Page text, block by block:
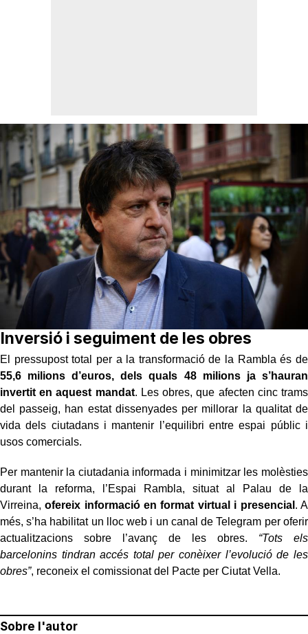
Inversió i seguiment de les obres
El pressupost total per a la transformació de la Rambla és de
55,6 milions d’euros, dels quals 48 milions ja s’hauran
invertit en aquest mandat. Les obres, que afecten cinc trams
del passeig, han estat dissenyades per millorar la qualitat de
vida dels ciutadans i mantenir l’equilibri entre espai públic i
usos comercials.
Per mantenir la ciutadania informada i minimitzar les molèsties
durant la reforma, l’Espai Rambla, situat al Palau de la
Virreina,ofereix informació en format virtual i presencial . A
més, s’ha habilitat un lloc web i un canal de Telegram per oferir
actualitzacions sobre l’avanç de les obres. “Tots els
barcelonins tindran accés total per conèixer l’evolució de les
obres”, reconeix el comissionat del Pacte per Ciutat Vella.
Sobre l'autor